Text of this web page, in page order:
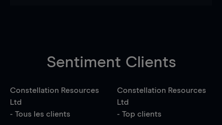
Sentiment Clients
Constellation Resources
Ltd
- Tous les clients
Constellation Resources
Ltd
- Top clients